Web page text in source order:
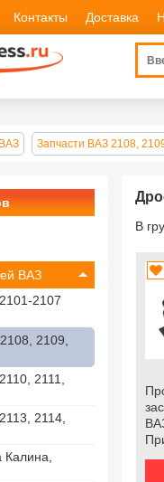
Контакты Доставка
Запчасти ВАЗ 2108,
ВАЗ
2107
2109,
2111,
2114,
Калина,
В